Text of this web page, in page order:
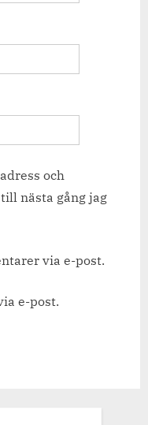
och
nästa gång jag
via e-post.
e-post.